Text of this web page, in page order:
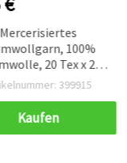
Mercerisiertes
100%
20 Tex x 2,
- 1000 m
399915
Kaufen